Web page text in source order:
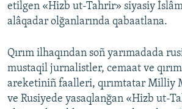
etilgen «Hizb ut-Tahrir» siyasiy
alâqadar olğanlarında qabaatlana.
Qırım ilhaqından soñ yarımadada
mustaqil jurnalistler, cemaat ve
areketiniñ faalleri, qırımtatar Milliy
ve Rusiyede yasaqlanğan «Hizb ut-